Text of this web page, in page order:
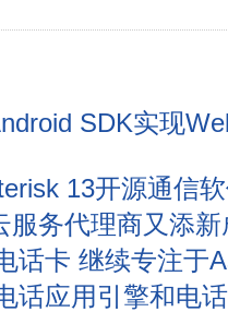
SDK实现
13开源通信
服务代理商又添新
话卡 继续专注于
话应用引擎和电